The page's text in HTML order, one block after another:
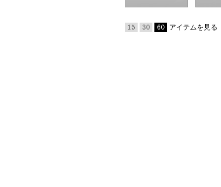
15 30 60 アイテムを見る